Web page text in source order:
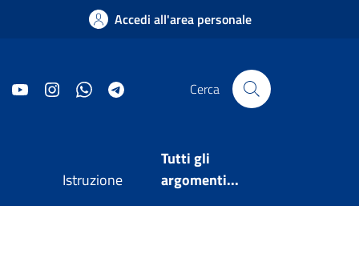
Accedi all'area personale
YouTube InstagramWhatsApp Cerca
Istruzione
Tutti gli
argomenti...